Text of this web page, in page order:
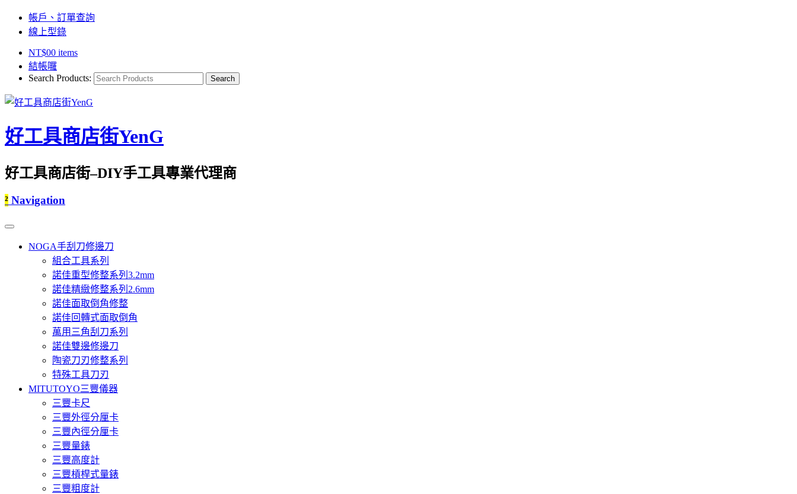
帳戶、訂單查詢
線上型錄
NT$00 items
結帳囉
Search Products:
好工具商店街YenG
好工具商店街–DIY手工具專業代理商
² Navigation
NOGA手刮刀修邊刀
組合工具系列
諾佳重型修整系列3.2mm
諾佳精緻修整系列2.6mm
諾佳面取倒角修整
諾佳回轉式面取倒角
萬用三角刮刀系列
諾佳雙邊修邊刀
陶瓷刀刃修整系列
特殊工具刀刃
MITUTOYO三豐儀器
三豐卡尺
三豐外徑分厘卡
三豐內徑分厘卡
三豐量錶
三豐高度計
三豐槓桿式量錶
三豐粗度計